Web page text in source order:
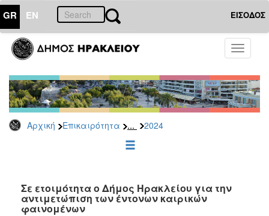
GR EN ΕΙΣΟΔΟΣ
Toggle
Αρχική Επικαιρότητα ... 2024
ΕΠΙΚΑΙΡΟΤΗΤΑ
Τύπου
Αρχείο
2026
2025
2022
2021
Σε ετοιμότητα ο Δήμος Ηρακλείου για την
αντιμετώπιση των έντονων καιρικών
φαινομένων